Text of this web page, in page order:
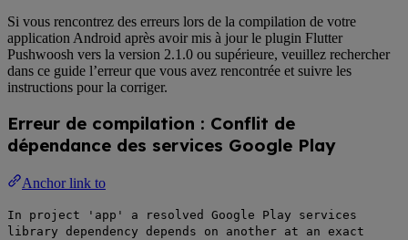
Si vous rencontrez des erreurs lors de la compilation de votre
application Android après avoir mis à jour le plugin Flutter
Pushwoosh vers la version 2.1.0 ou supérieure, veuillez rechercher
dans ce guide l’erreur que vous avez rencontrée et suivre les
instructions pour la corriger.
Erreur de compilation : Conflit de
dépendance des services Google Play
Anchor link to
In project 'app' a resolved Google Play services
library dependency depends on another at an exact